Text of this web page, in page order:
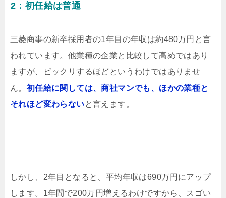
2：初任給は普通
三菱商事の新卒採用者の1年目の年収は約480万円と言
われています。他業種の企業と比較して高めではあり
ますが、ビックリするほどというわけではありませ
ん。 初任給に関しては、商社マンでも、ほかの業種と
それほど変わらないと言えます。
しかし、2年目となると、平均年収は690万円にアップ
します。1年間で200万円増えるわけですから、スゴい